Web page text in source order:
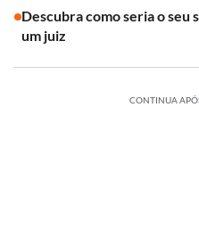
Descubra como seria o seu
um juiz
CONTINUA